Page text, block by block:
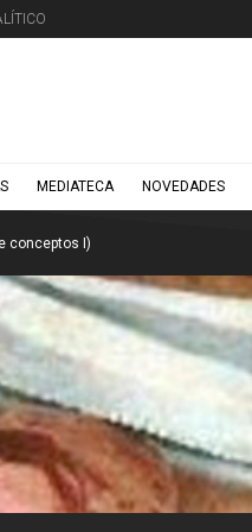
MEDIATECA NOVEDADES
conceptos I)